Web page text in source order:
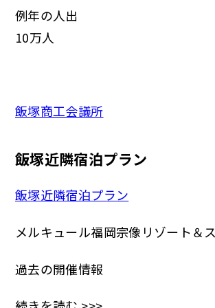
例年の人出
10万人
飯塚商工会議所
飯塚近隣宿泊プラン
飯塚近隣宿泊プラン
メルキュール福岡宗像リゾート
過去の開催情報